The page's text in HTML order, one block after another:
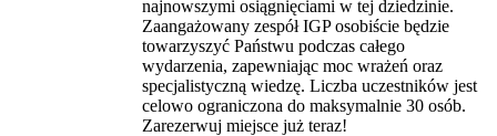
najnowszymi osiągnięciami w tej dziedzinie.
Zaangażowany zespół IGP osobiście będzie
towarzyszyć Państwu podczas całego
wydarzenia, zapewniając moc wrażeń oraz
specjalistyczną wiedzę. Liczba uczestników jest
celowo ograniczona do maksymalnie 30 osób.
Zarezerwuj miejsce już teraz!